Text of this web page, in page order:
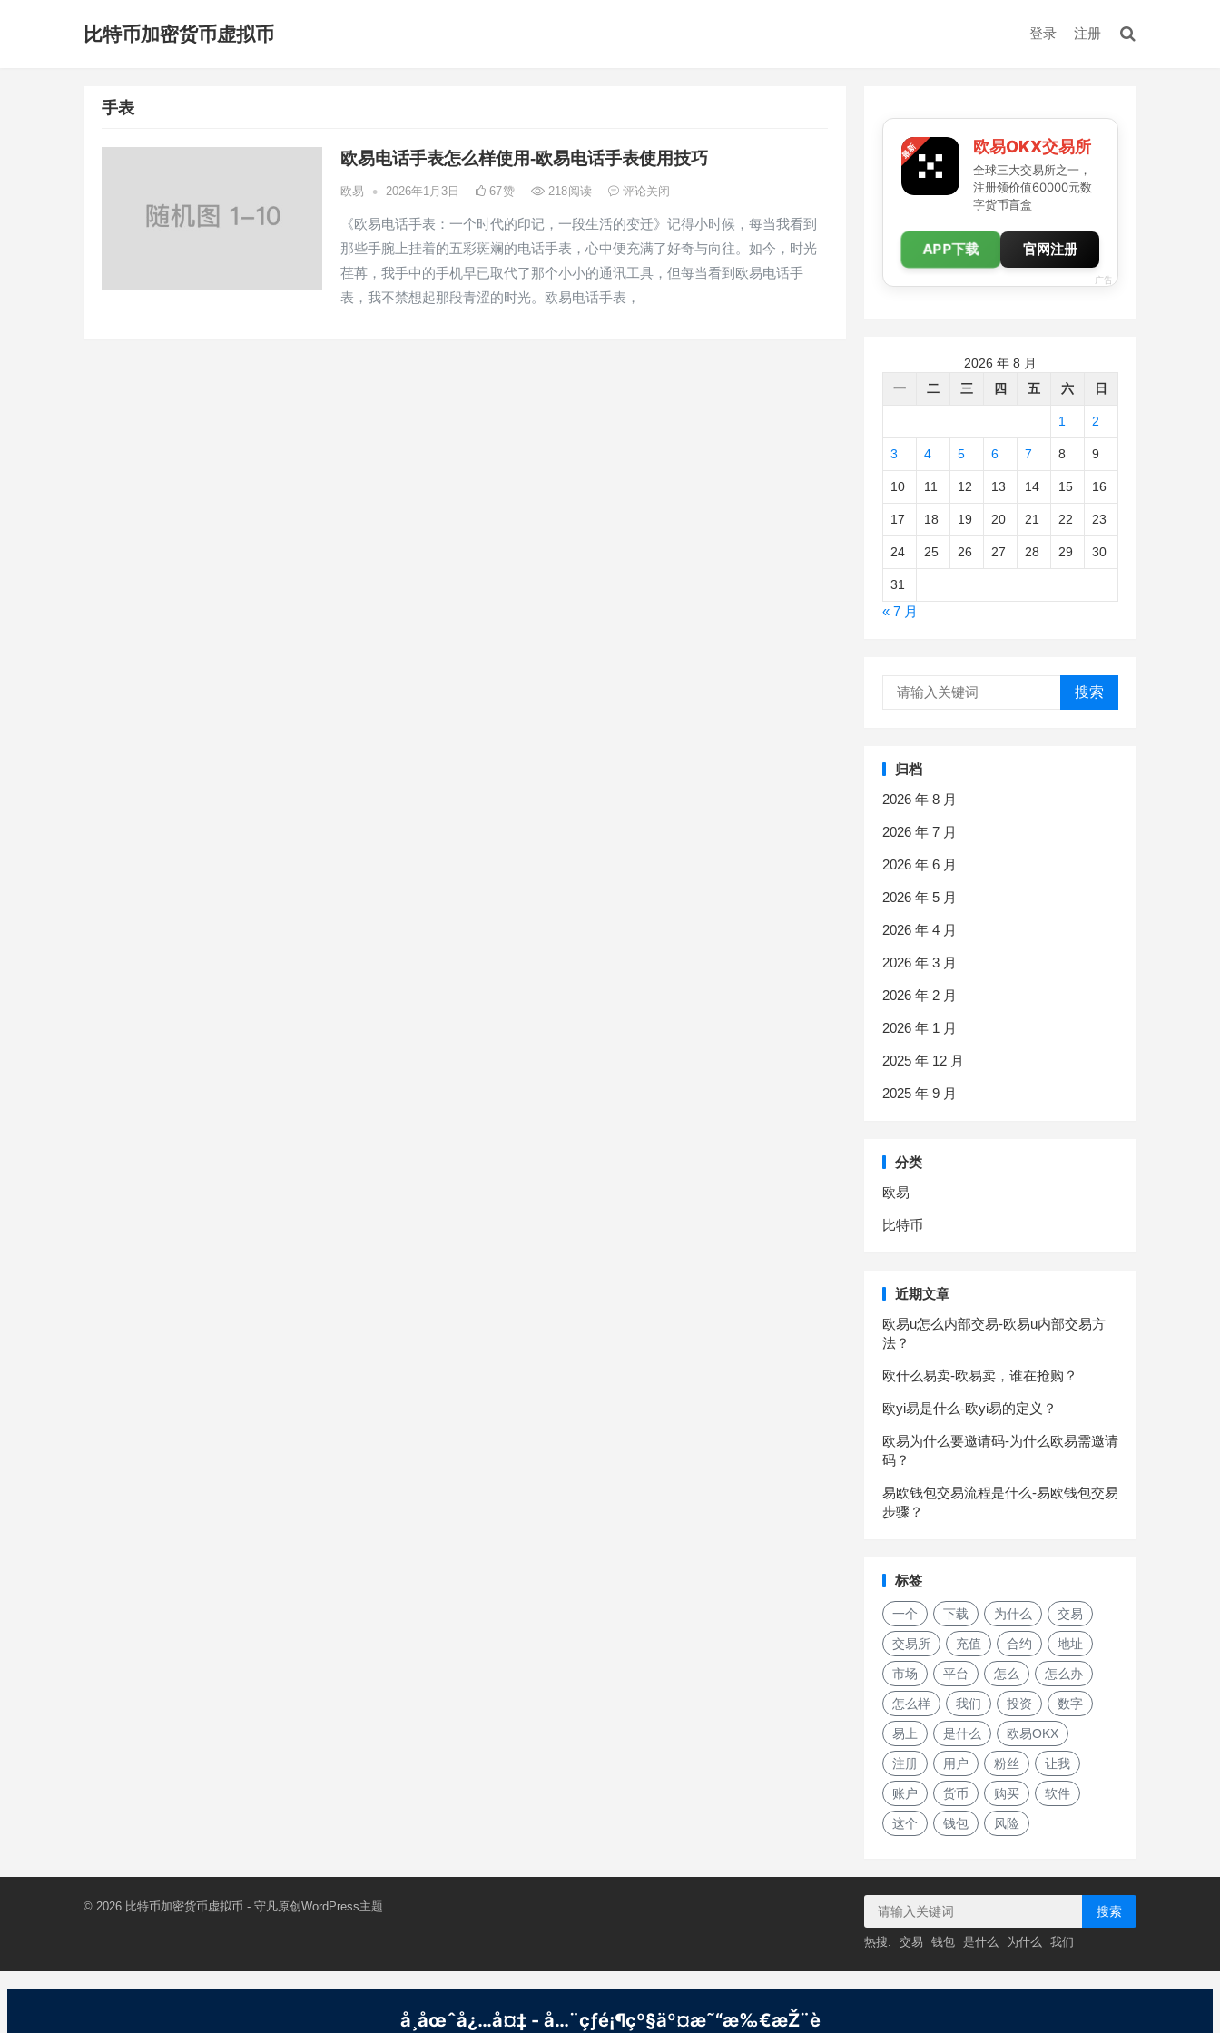
比特币加密货币虚拟币 登录 注册
手表
欧易电话手表怎么样使用-欧易电话手表使用技巧
欧易 • 2026年1月3日 67赞 218阅读 评论关闭
《欧易电话手表：一个时代的印记，一段生活的变迁》记得小时候，每当我看到
那些手腕上挂着的五彩斑斓的电话手表，心中便充满了好奇与向往。如今，时光
荏苒，我手中的手机早已取代了那个小小的通讯工具，但每当看到欧易电话手
表，我不禁想起那段青涩的时光。欧易电话手表，
欧易OKX交易所
全球三大交易所之一，
注册领价值60000元数
字货币盲盒
APP下载 官网注册
广告
2026 年 8 月
一
二 三 四 五 六 日
1 2
3 4 5 6 7 8 9
10 11 12 13 14 15 16
17 18 19 20 21 22 23
24 25 26 27 28 29 30
31
« 7 月
搜索
归档
2026 年 8 月
2026 年 7 月
2026 年 6 月
2026 年 5 月
2026 年 4 月
2026 年 3 月
2026 年 2 月
2026 年 1 月
2025 年 12 月
2025 年 9 月
分类
欧易
比特币
近期文章
欧易u怎么内部交易-欧易u内部交易方
法？
欧什么易卖-欧易卖，谁在抢购？
欧yi易是什么-欧yi易的定义？
欧易为什么要邀请码-为什么欧易需邀请
码？
易欧钱包交易流程是什么-易欧钱包交易
步骤？
标签
一个 下载 为什么 交易
交易所 充值 合约 地址
市场 平台 怎么 怎么办
怎么样 我们 投资 数字
易上 是什么 欧易OKX
注册 用户 粉丝 让我
账户 货币 购买 软件
这个 钱包 风险
© 2026 比特币加密货币虚拟币 - 守凡原创 WordPress主题 搜索
热搜: 交易 钱包 是什么 为什么 我们